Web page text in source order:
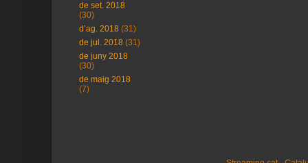
de set. 2018
(30)
d’ag. 2018 (31)
de jul. 2018 (31)
de juny 2018
(30)
de maig 2018
(7)